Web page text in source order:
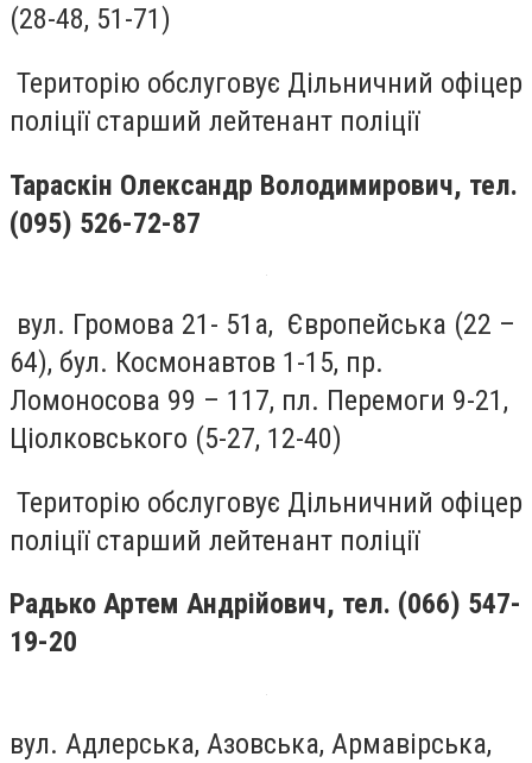
(28-48, 51-71)
Територію обслуговує Дільничний офіцер
поліції старший лейтенант поліції
Тараскін Олександр Володимирович, тел.
(095) 526-72-87
вул. Громова 21- 51а, Європейська (22 –
64), бул. Космонавтов 1-15, пр.
Ломоносова 99 – 117, пл. Перемоги 9-21,
Ціолковського (5-27, 12-40)
Територію обслуговує Дільничний офіцер
поліції старший лейтенант поліції
Радько Артем Андрійович, тел. (066) 547-
19-20
вул. Адлерська, Азовська, Армавірська,